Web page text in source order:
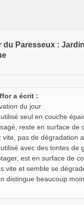
du Paresseux :
a écrit :
du jour
seul en couche
reste en surface de
vite, pas de dégradation
avec des tontes de
est en surface de
vite et semble se
distingue beaucoup